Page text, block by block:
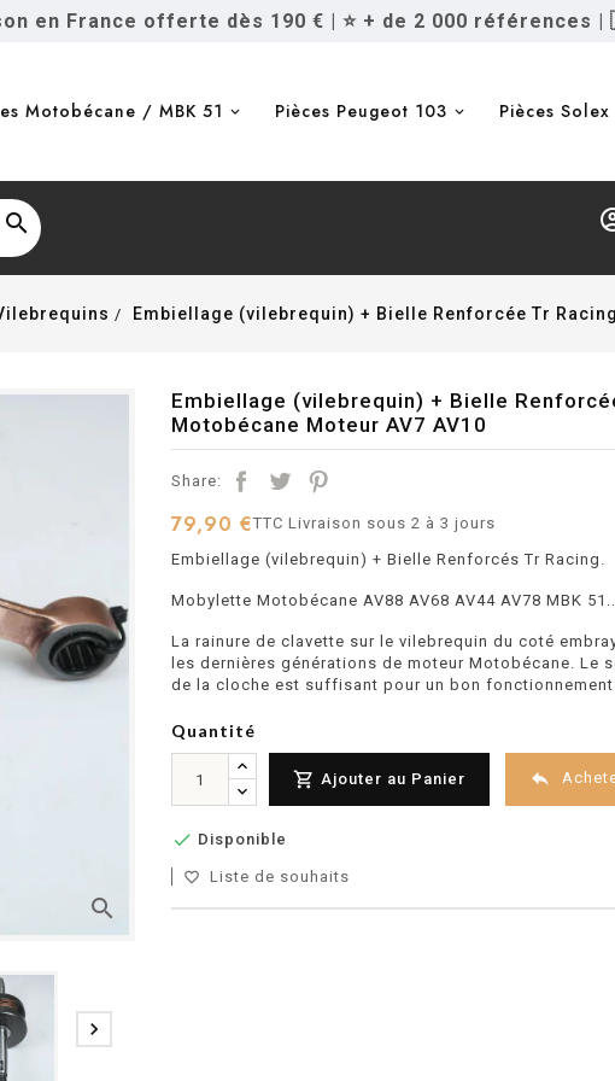
en France offerte dès 190 € | ⭐ + de 2 000 références |
Motobécane / MBK 51 Pièces Peugeot 103 Pièces Solex

Embiellage (vilebrequin) + Bielle Renforcée Tr
search

Embiellage (vilebrequin) + Bielle
Motobécane Moteur AV7 AV10
Share:
79,90 €TTC Livraison sous 2 à 3 jours
Embiellage (vilebrequin) + Bielle Renforcés Tr Racing.
Mobylette Motobécane AV88 AV68 AV44 AV78 MBK
La rainure de clavette sur le vilebrequin du coté
les dernières générations de moteur Motobécane. Le
de la cloche est suffisant pour un bon
Quantité
 Ajouter au Panier 
 Disponible
favorite_border Liste de souhaits